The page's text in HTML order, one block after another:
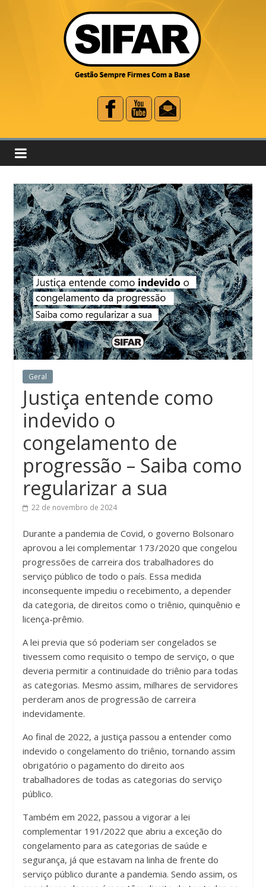
Geral
Justiça entende como
indevido o
congelamento de
progressão – Saiba como
regularizar a sua
22 de novembro de 2024
Durante a pandemia de Covid, o governo Bolsonaro
aprovou a lei complementar 173/2020 que congelou
progressões de carreira dos trabalhadores do
serviço público de todo o país. Essa medida
inconsequente impediu o recebimento, a depender
da categoria, de direitos como o triênio, quinquênio e
licença-prêmio.
A lei previa que só poderiam ser congelados se
tivessem como requisito o tempo de serviço, o que
deveria permitir a continuidade do triênio para todas
as categorias. Mesmo assim, milhares de servidores
perderam anos de progressão de carreira
indevidamente.
Ao final de 2022, a justiça passou a entender como
indevido o congelamento do triênio, tornando assim
obrigatório o pagamento do direito aos
trabalhadores de todas as categorias do serviço
público.
Também em 2022, passou a vigorar a lei
complementar 191/2022 que abriu a exceção do
congelamento para as categorias de saúde e
segurança, já que estavam na linha de frente do
serviço público durante a pandemia. Sendo assim, os